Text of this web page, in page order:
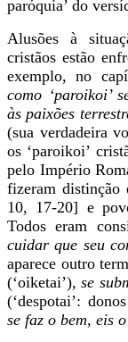
paróquia’ do
Alusões à
cristãos estão
exemplo, no
como ‘paroikoi’
às paixões
(sua verdadeira
os ‘paroikoi’
pelo Império
fizeram distinção
10, 17-20] e
Todos eram
cuidar que seu
aparece outro
(‘oiketai’), se
(‘despotai’:
se faz o bem, eis